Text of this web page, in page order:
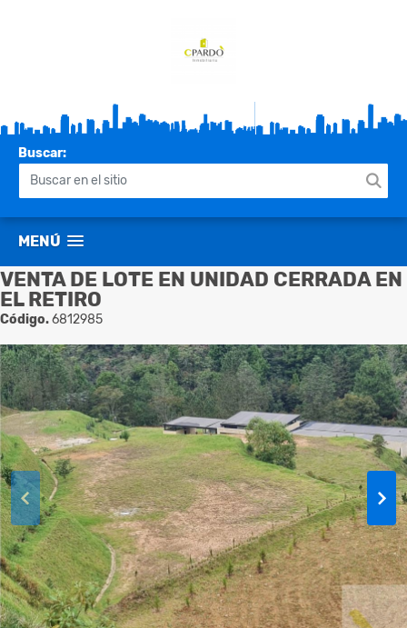
Buscar:
MENÚ
VENTA DE LOTE EN UNIDAD CERRADA EN
EL RETIRO
Código.6812985